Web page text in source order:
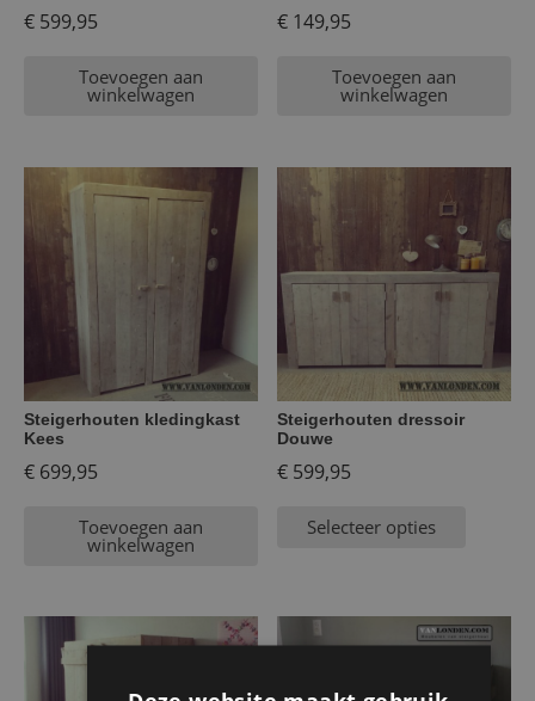
€ 599,95
Toevoegen aan
winkelwagen
€ 149,95
Toevoegen aan
winkelwagen
Steigerhouten kledingkast
Kees
€ 699,95
Toevoegen aan
winkelwagen
Steigerhouten dressoir
Douwe
€ 599,95
Selecteer opties